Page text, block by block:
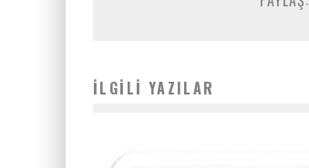
İLGILI YAZILAR